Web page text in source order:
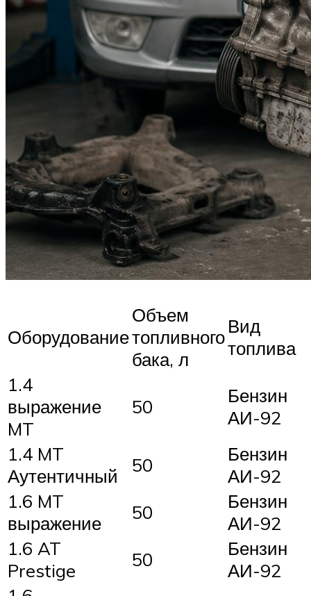
Оборудование
Объем
топливного
бака, л
Вид
топлива
1.4
выражение
MT
50
Бензин
АИ-92
1.4 MT
Аутентичный
50
Бензин
АИ-92
1.6 MT
выражение
50
Бензин
АИ-92
1.6 AT
Prestige
50
Бензин
АИ-92